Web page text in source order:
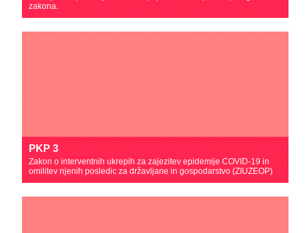
zakona.
PKP 3
Zakon o interventnih ukrepih za zajezitev epidemije COVID-19 in
omilitev njenih posledic za državljane in gospodarstvo (ZIUZEOP)